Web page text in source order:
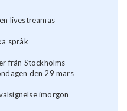
livestreamas
språk
från Stockholms
den 29 mars
imorgon